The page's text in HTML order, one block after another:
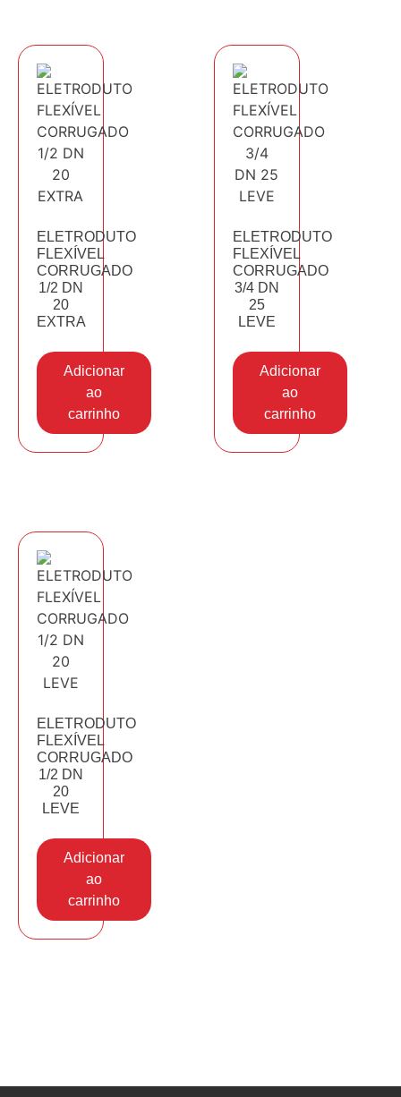
ELETRODUTO
FLEXÍVEL
CORRUGADO
1/2 DN
20
EXTRA
Adicionar
ao
carrinho
ELETRODUTO
FLEXÍVEL
CORRUGADO
3/4 DN
25
LEVE
Adicionar
ao
carrinho
ELETRODUTO
FLEXÍVEL
CORRUGADO
1/2 DN
20
LEVE
Adicionar
ao
carrinho